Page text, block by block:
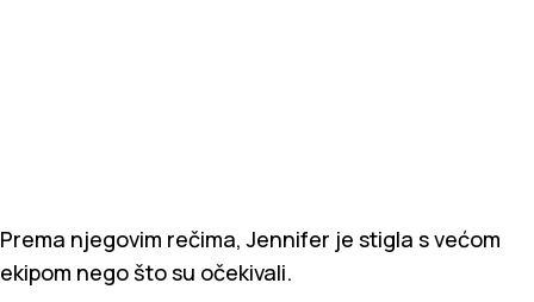
Prema njegovim rečima, Jennifer je stigla s većom
ekipom nego što su očekivali.